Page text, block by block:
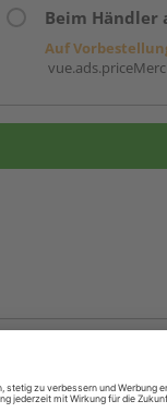
Beim Händler
Auf